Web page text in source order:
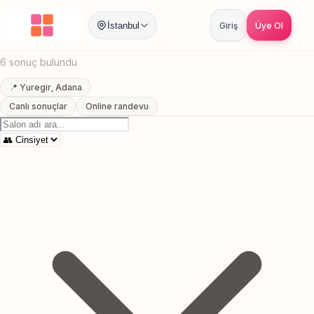
İstanbul Giriş Üye Ol
Anasayfa / Adana Yuregir Cocuk Kuaforu
Yuregir, Adana Cocuk Kuaforu
6 sonuç bulundu
📍 Yuregir, Adana
Canlı sonuçlar
Online randevu